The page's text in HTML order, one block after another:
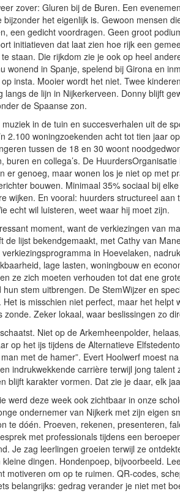
zover: Gluren bij de Buren. Een
het eigenlijk is. Gewoon mensen
een gedicht voordragen. Geen groot
initiatieven dat laat zien hoe rijk een
staan. Die rijkdom zie je ook op heel
wonend in Spanje, spelend bij Girona en
insta. Mooier wordt het niet. Twee
langs de lijn in Nijkerkerveen. Donny blijft
de Spaanse zon.
in de tuin en succesverhalen uit de
2.100 woningzoekenden acht tot tien jaar
tussen de 18 en 30 woont
buren en collega’s. De
er genoeg, maar wonen los je niet op met
bouwen. Minimaal 35% sociaal bij
wijken. En vooral: huurders structureel
echt wil luisteren, weet waar hij moet zijn.
moment, want de verkiezingen van
de lijst bekendgemaakt, met Cathy van
in Hoevelaken,
lage lasten, woningbouw en
ze zich moeten verhouden tot dat ene
stem uitbrengen. De StemWijzer en
is misschien niet perfect, maar het helpt
Zeker lokaal, waar beslissingen zo
Niet op de Arkemheenpolder,
op het ijs tijdens de Alternatieve
met de hamer”. Evert Hoolwerf moest
indrukwekkende carrière terwijl jong
blijft karakter vormen. Dat zie je daar, elk
werd deze week ook zichtbaar in onze
ondernemer van Nijkerk met zijn eigen
te dóén. Proeven, rekenen, presenteren,
met professionals tijdens een
Je zag leerlingen groeien terwijl ze
dingen. Hondenpoep, bijvoorbeeld.
motiveren om op te ruimen. QR-codes,
belangrijks: gedrag verander je niet met